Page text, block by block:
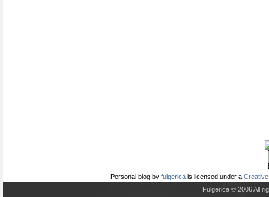
Personal blog by fulgerica is licensed under a
Fulgerica © 2006 All